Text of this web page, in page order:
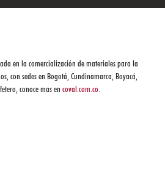
en la comercialización de materiales para la
con sedes en Bogotá, Cundinamarca, Boyacá,
conoce mas en coval.com.co.